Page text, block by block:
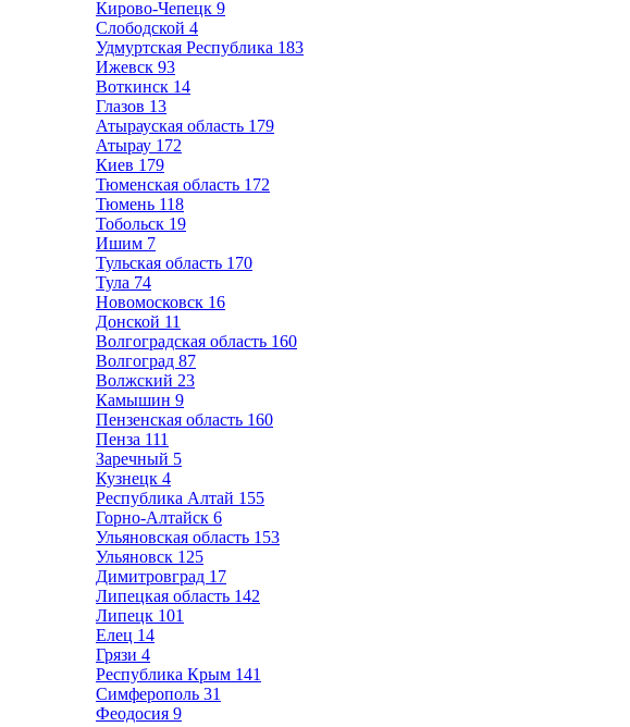
Кирово-Чепецк 9
Слободской 4
Удмуртская Республика 183
Ижевск 93
Воткинск 14
Глазов 13
Атырауская область 179
Атырау 172
Киев 179
Тюменская область 172
Тюмень 118
Тобольск 19
Ишим 7
Тульская область 170
Тула 74
Новомосковск 16
Донской 11
Волгоградская область 160
Волгоград 87
Волжский 23
Камышин 9
Пензенская область 160
Пенза 111
Заречный 5
Кузнецк 4
Республика Алтай 155
Горно-Алтайск 6
Ульяновская область 153
Ульяновск 125
Димитровград 17
Липецкая область 142
Липецк 101
Елец 14
Грязи 4
Республика Крым 141
Симферополь 31
Феодосия 9